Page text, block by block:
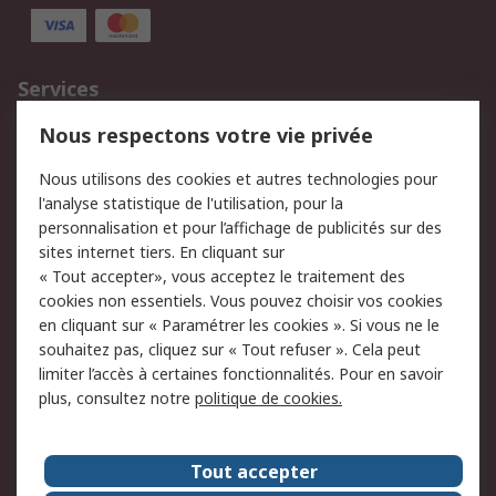
Services
750.000 produits
2.500 marques
Retours
Support technique
Track & trace
Legal
Politique de cookies
Sécurité des e-mails
Politique de protection
des données - Mise à
jour
Conditions générales
de vente
A propos de RS
Nous respectons votre vie privée
Nous utilisons des cookies et autres technologies pour
l'analyse statistique de l'utilisation, pour la
personnalisation et pour l’affichage de publicités sur des
sites internet tiers. En cliquant sur
« Tout accepter», vous acceptez le traitement des
cookies non essentiels. Vous pouvez choisir vos cookies
en cliquant sur « Paramétrer les cookies ». Si vous ne le
souhaitez pas, cliquez sur « Tout refuser ». Cela peut
limiter l’accès à certaines fonctionnalités. Pour en savoir
plus, consultez notre politique de cookies.
Tout accepter